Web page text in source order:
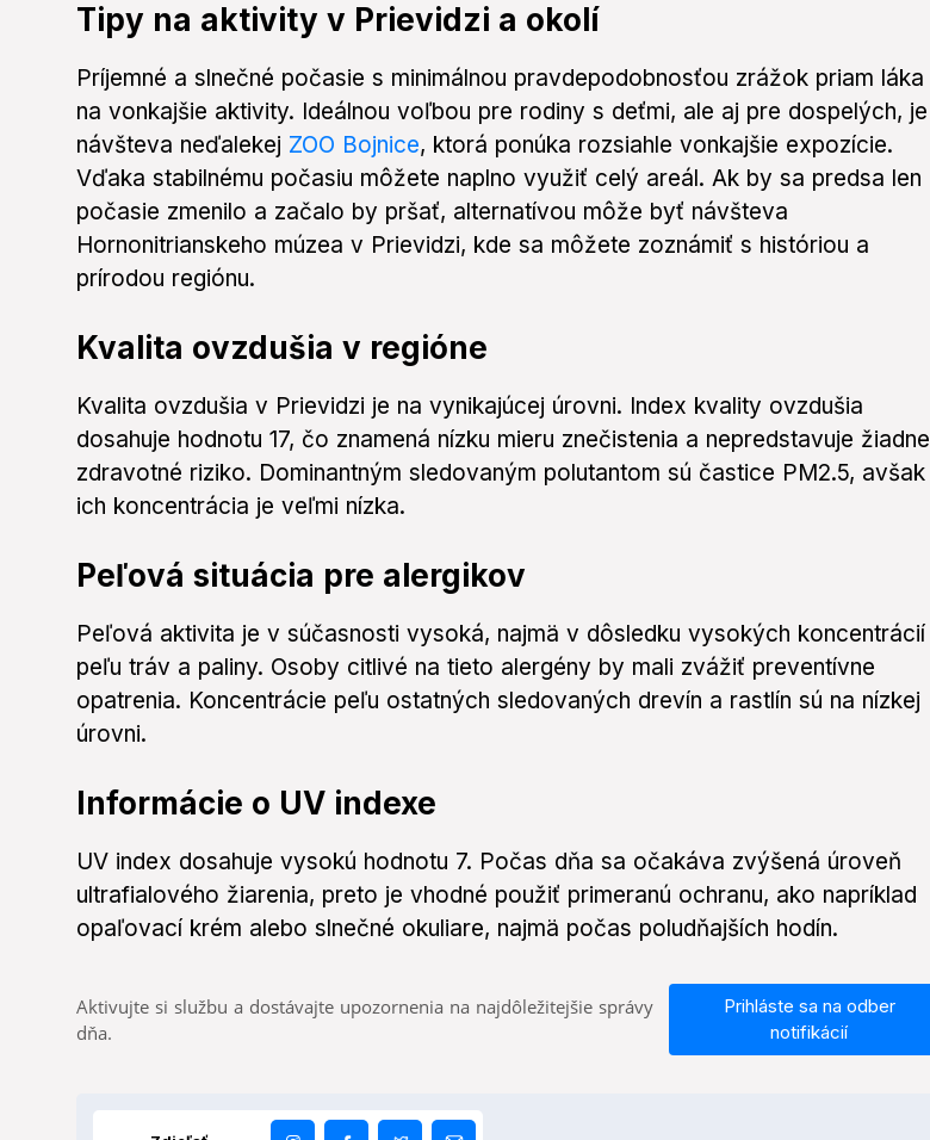
Tipy na aktivity v Prievidzi a okolí
Príjemné a slnečné počasie s minimálnou pravdepodobnosťou zrážok priam láka
na vonkajšie aktivity. Ideálnou voľbou pre rodiny s deťmi, ale aj pre dospelých, je
návšteva neďalekej ZOO Bojnice, ktorá ponúka rozsiahle vonkajšie expozície.
Vďaka stabilnému počasiu môžete naplno využiť celý areál. Ak by sa predsa len
počasie zmenilo a začalo by pršať, alternatívou môže byť návšteva
Hornonitrianskeho múzea v Prievidzi, kde sa môžete zoznámiť s históriou a
prírodou regiónu.
Kvalita ovzdušia v regióne
Kvalita ovzdušia v Prievidzi je na vynikajúcej úrovni. Index kvality ovzdušia
dosahuje hodnotu 17, čo znamená nízku mieru znečistenia a nepredstavuje žiadne
zdravotné riziko. Dominantným sledovaným polutantom sú častice PM2.5, avšak
ich koncentrácia je veľmi nízka.
Peľová situácia pre alergikov
Peľová aktivita je v súčasnosti vysoká, najmä v dôsledku vysokých koncentrácií
peľu tráv a paliny. Osoby citlivé na tieto alergény by mali zvážiť preventívne
opatrenia. Koncentrácie peľu ostatných sledovaných drevín a rastlín sú na nízkej
úrovni.
Informácie o UV indexe
UV index dosahuje vysokú hodnotu 7. Počas dňa sa očakáva zvýšená úroveň
ultrafialového žiarenia, preto je vhodné použiť primeranú ochranu, ako napríklad
opaľovací krém alebo slnečné okuliare, najmä počas poludňajších hodín.
Aktivujte si službu a dostávajte upozornenia na najdôležitejšie správy
dňa.
Prihláste sa na odber
notifikácií